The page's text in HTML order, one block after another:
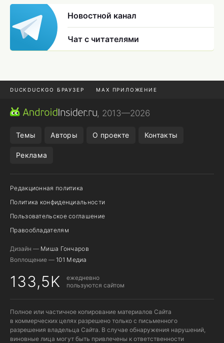
Новостной канал
Чат с читателями
DUCKDUCKGO БРАУЗЕР MAX ПРИЛОЖЕНИЕ
ПРИЛОЖЕНИЯ ANDROID
, 2013—2026
Темы Авторы О проекте Контакты
Реклама
Редакционная политика
Политика конфиденциальности
Пользовательское соглашение
Правообладателям
Дизайн — Миша Гончаров
Воплощение — 101 Медиа
133,5K
ежедневно
пользуются сайтом
Полное или частичное копирование материалов Сайта
в коммерческих целях разрешено только с письменного
разрешения владельца Сайта. В случае обнаружения нарушений,
виновные лица могут быть привлечены к ответственности